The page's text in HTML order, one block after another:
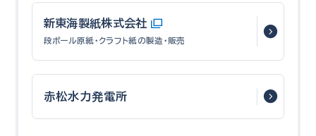
新東海製紙株式会社
段ボール原紙・クラフト紙の製造・販売
赤松水力発電所